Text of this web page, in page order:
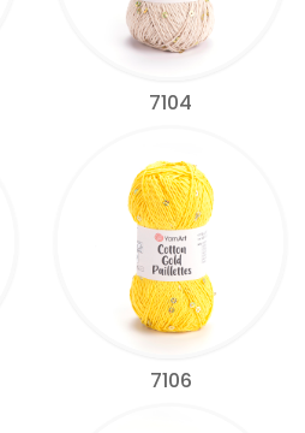
7104
7106